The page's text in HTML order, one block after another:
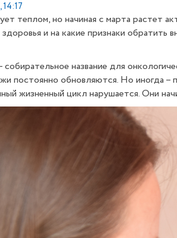
теплом, но начиная с марта растет
и на какие признаки обратить
собирательное название для
постоянно обновляются. Но иногда –
жизненный цикл нарушается. Они